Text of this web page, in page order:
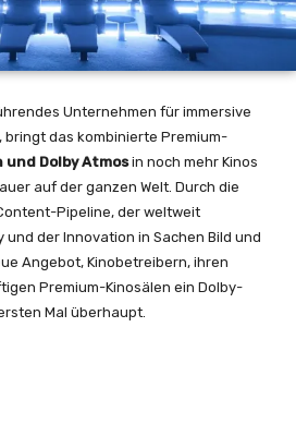
Unternehmen für immersive
das kombinierte Premium-
und Dolby Atmosin noch mehr Kinos
auf der ganzen Welt. Durch die
Pipeline, der weltweit
der Innovation in Sachen Bild und
Angebot, Kinobetreibern, ihren
Premium-Kinosälen ein Dolby-
Mal überhaupt.